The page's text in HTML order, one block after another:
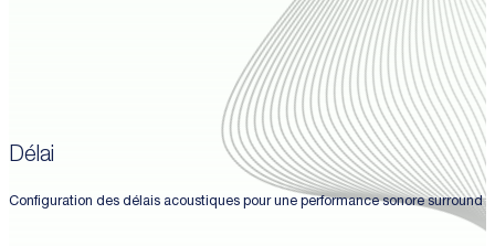
Délai
Configuration des délais acoustiques pour une performance sonore surround